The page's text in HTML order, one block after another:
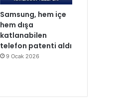
Samsung, hem içe
hem dışa
katlanabilen
telefon patenti aldı
9 Ocak 2026